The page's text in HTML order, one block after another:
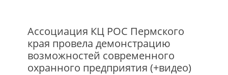
Ассоциация КЦ РОС Пермского
края провела демонстрацию
возможностей современного
охранного предприятия (+видео)